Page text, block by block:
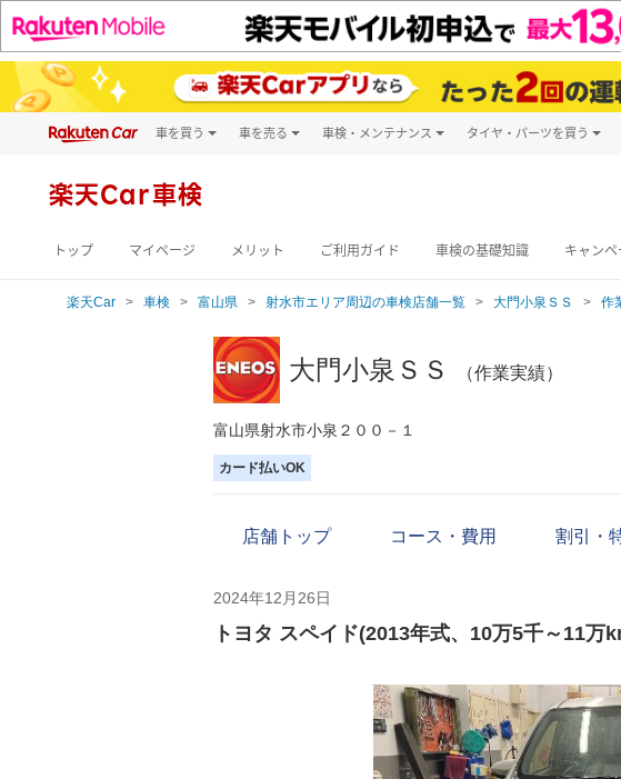
車を買う
新車
車を売る 車検・メンテナンス タイヤ・パーツを買う
楽天Car車検
トップ マイページ メリット ご利用ガイド 車検の基礎知識 キャン
楽天Car 車検 富山県 射水市エリア周辺の車検店舗一覧 大門小泉ＳＳ 作
大門小泉ＳＳ （作業実績）
富山県射水市小泉２００－１
カード払いOK
店舗トップ コース・費用 割引・
2024年12月26日
トヨタ スペイド(2013年式、10万5千～11万